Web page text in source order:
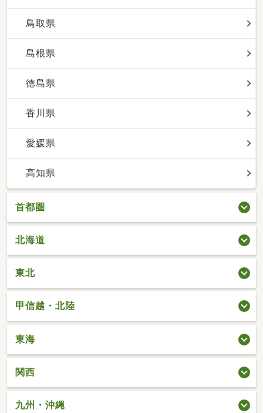
鳥取県
島根県
徳島県
香川県
愛媛県
高知県
首都圏
北海道
東北
甲信越・北陸
東海
関西
九州・沖縄